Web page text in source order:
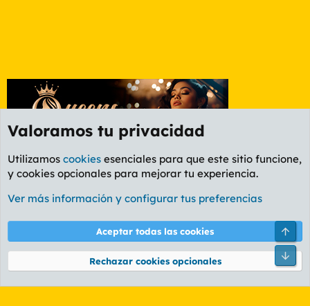
Etiquetas
Cookies
PL OLDSTYLE AMARILLO
Términos y reglas Política de privacidad Ayuda
Community platform by XenForo® © 2010-2026 XenForo Ltd.
Valoramos tu privacidad
Utilizamos cookies esenciales para que este sitio funcione,
y cookies opcionales para mejorar tu experiencia.
Ver más información y configurar tus preferencias
Aceptar todas las cookies
Rechazar cookies opcionales
Pie